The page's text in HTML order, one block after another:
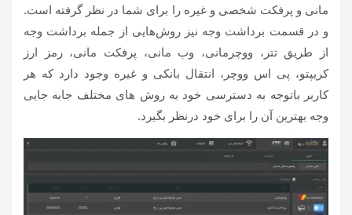
مانی و پرفکت شخصی و غیره را برای شما در نظر گرفته است.
و در قسمت برداشت وجه نیز روش‌هایی از جمله برداشت وجه
از طریق تتر، ووچرمانی، وب مانی، پرفکت مانی، رمز ارز
کریپتو، پی اس ووچر، انتقال بانکی و غیره وجود دارد که هر
کاربر باتوجه به دسترسی خود به روش های مختلف جابه جایی
وجه بهترین آن را برای خود درنظر بگیرد.